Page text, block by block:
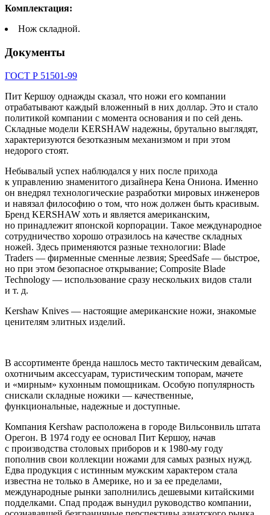
Комплектация:
Нож складной.
Документы
ГОСТ Р 51501-99
Пит Кершоу однажды сказал, что ножи его компании
отрабатывают каждый вложенный в них доллар. Это и стало
политикой компании с момента основания и по сей день.
Складные модели KERSHAW надежны, брутально выглядят,
характеризуются безотказным механизмом и при этом
недорого стоят.
Небывалый успех наблюдался у них после прихода
к управлению знаменитого дизайнера Кена Ониона. Именно
он внедрял технологические разработки мировых инженеров
и навязал философию о том, что нож должен быть красивым.
Бренд KERSHAW хоть и является американским,
но принадлежит японской корпорации. Такое международное
сотрудничество хорошо отразилось на качестве складных
ножей. Здесь применяются разные технологии: Blade
Traders — фирменные сменные лезвия; SpeedSafe — быстрое,
но при этом безопасное открывание; Composite Blade
Technology — использование сразу нескольких видов стали
и т. д.
Kershaw Knives — настоящие американские ножи, знакомые
ценителям элитных изделий.
В ассортименте бренда нашлось место тактическим девайсам,
охотничьим аксессуарам, туристическим топорам, мачете
и «мирным» кухонным помощникам. Особую популярность
снискали складные ножики — качественные,
функциональные, надежные и доступные.
Компания Kershaw расположена в городе Вильсонвиль штата
Орегон. В 1974 году ее основал Пит Кершоу, начав
с производства столовых приборов и к 1980-му году
пополнив свои коллекции ножами для самых разных нужд.
Едва продукция с истинным мужским характером стала
известна не только в Америке, но и за ее пределами,
международные рынки заполнились дешевыми китайскими
подделками. Спад продаж вынудил руководство компании,